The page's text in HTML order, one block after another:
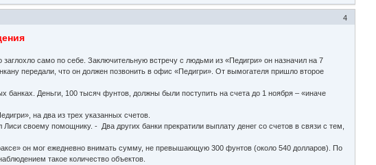
4
само по себе. Заключительную встречу с людьми из «Педигри» он назначил на 7
передали, что он должен позвонить в офис «Педигри». От вымогателя пришло второе
Деньги, 100 тысяч фунтов, должны были поступить на счета до 1 ноября – «иначе
на два из трех указанных счетов.
своему помощнику. - Два других банки прекратили выплату денег со счетов в связи с тем,
он мог ежедневно внимать сумму, не превышающую 300 фунтов (около 540 долларов). По
такое количество объектов.